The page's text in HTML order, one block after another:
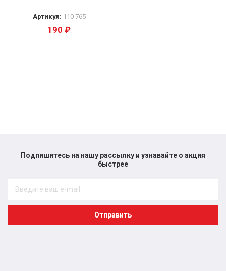
Артикул: 110 765
190 ₽
Подпишитесь на нашу рассылку и узнавайте о акция
быстрее​
Отправить